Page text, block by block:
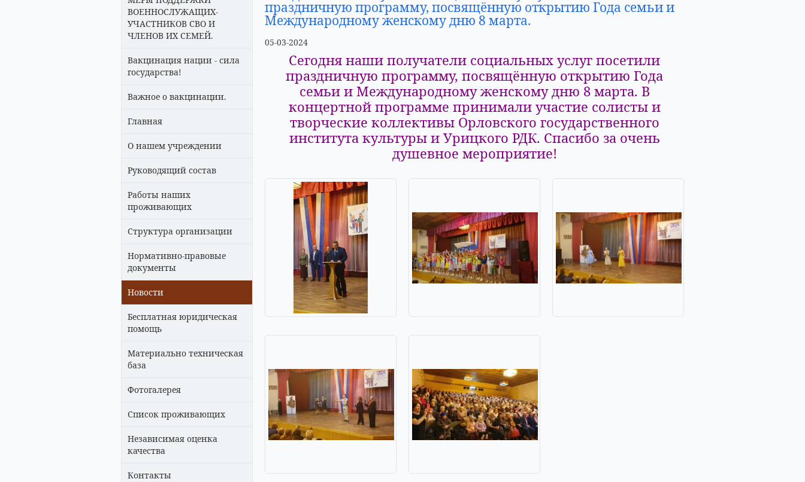
ВОЕННОСЛУЖАЩИХ-
УЧАСТНИКОВ СВО И
ЧЛЕНОВ ИХ СЕМЕЙ.
Вакцинация нации - сила
государства!
Важное о вакцинации.
Главная
О нашем учреждении
Руководящий состав
Работы наших
проживающих
Структура организации
Нормативно-правовые
документы
Новости
Бесплатная юридическая
помощь
Материально техническая
база
Фотогалерея
Список проживающих
Независимая оценка
качества
Контакты
праздничную программу, посвящённую открытию Года семьи и
Международному женскому дню 8 марта.
05-03-2024
Сегодня наши получатели социальных услуг посетили
праздничную программу, посвящённую открытию Года
семьи и Международному женскому дню 8 марта. В
концертной программе принимали участие солисты и
творческие коллективы Орловского государственного
института культуры и Урицкого РДК. Спасибо за очень
душевное мероприятие!